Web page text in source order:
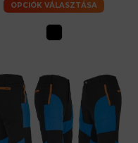
OPCIÓK VÁLASZTÁSA